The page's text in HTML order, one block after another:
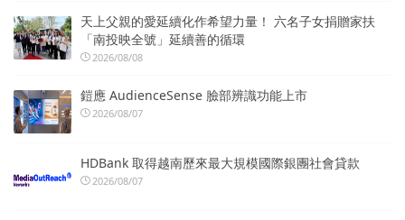
天上父親的愛延續化作希望力量！ 六名子女捐贈家扶
「南投映全號」延續善的循環
2026/08/08
鎧應 AudienceSense 臉部辨識功能上市
2026/08/07
HDBank 取得越南歷來最大規模國際銀團社會貸款
2026/08/07